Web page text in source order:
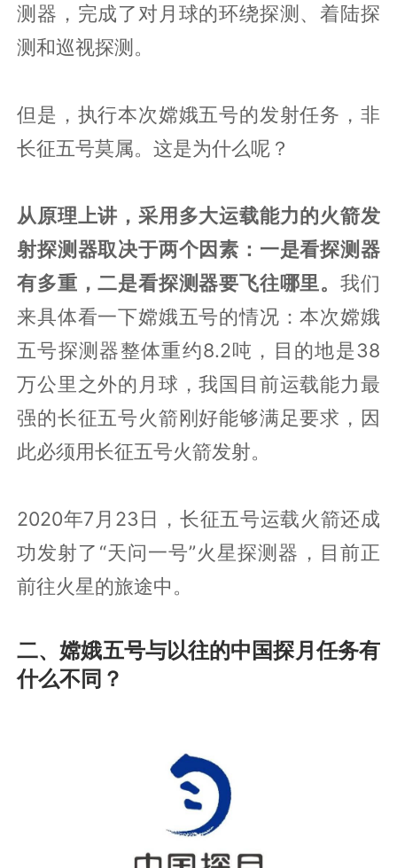
测器，完成了对月球的环绕探测、着陆探
测和巡视探测。
但是，执行本次嫦娥五号的发射任务，非
长征五号莫属。这是为什么呢？
从原理上讲，采用多大运载能力的火箭发
射探测器取决于两个因素：一是看探测器
有多重，二是看探测器要飞往哪里。我们
来具体看一下嫦娥五号的情况：本次嫦娥
五号探测器整体重约8.2吨，目的地是38
万公里之外的月球，我国目前运载能力最
强的长征五号火箭刚好能够满足要求，因
此必须用长征五号火箭发射。
2020年7月23日，长征五号运载火箭还成
功发射了“天问一号”火星探测器，目前正
前往火星的旅途中。
二、嫦娥五号与以往的中国探月任务有
什么不同？